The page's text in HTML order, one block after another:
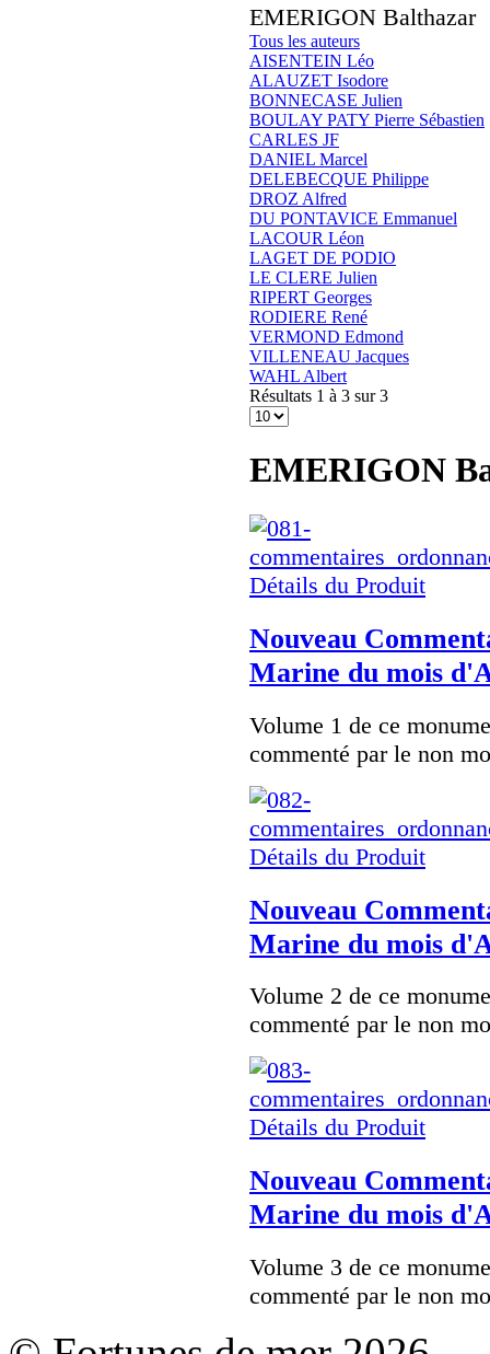
EMERIGON Balthazar
Tous les auteurs
AISENTEIN Léo
ALAUZET Isodore
BONNECASE Julien
BOULAY PATY Pierre Sébastien
CARLES JF
DANIEL Marcel
DELEBECQUE Philippe
DROZ Alfred
DU PONTAVICE Emmanuel
LACOUR Léon
LAGET DE PODIO
LE CLERE Julien
RIPERT Georges
RODIERE René
VERMOND Edmond
VILLENEAU Jacques
WAHL Albert
Résultats 1 à 3 sur 3
EMERIGON
Détails du Produit
Nouveau
Marine du mois
Volume 1 de ce
commenté par le non
Détails du Produit
Nouveau
Marine du mois
Volume 2 de ce
commenté par le non
Détails du Produit
Nouveau
Marine du mois
Volume 3 de ce
commenté par le non